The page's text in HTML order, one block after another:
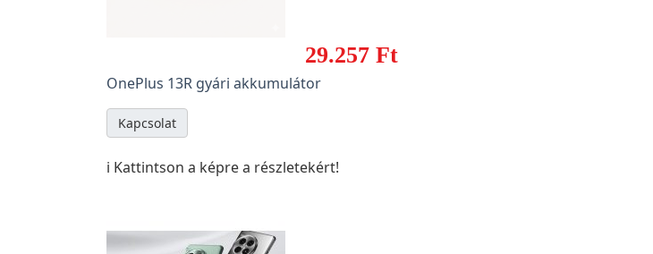
29.257 Ft
OnePlus 13R gyári akkumulátor
Kapcsolat
ℹ️ Kattintson a képre a részletekért!